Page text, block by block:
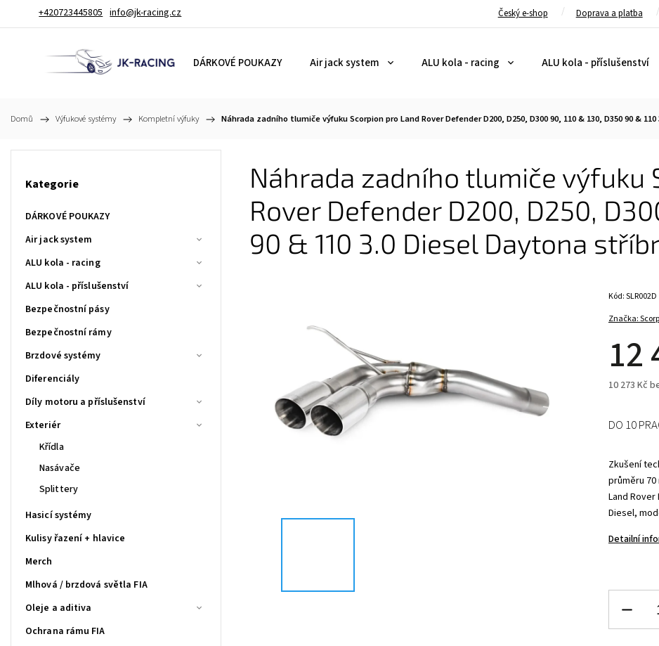
+420723445805 info@jk-racing.cz Český e-shop Doprava a platba
DÁRKOVÉ POUKAZY Air jack system ALU kola - racing ALU kola - příslušenství
Domů / Výfukové systémy / Kompletní výfuky / Náhrada zadního tlumiče výfuku Scorpion pro Land Rover Defender D200, D250, D300 90, 110 & 130, D350 90 &
Kategorie
DÁRKOVÉ POUKAZY
Air jack system
ALU kola - racing
ALU kola - příslušenství
Bezpečnostní pásy
Bezpečnostní rámy
Brzdové systémy
Diferenciály
Díly motoru a příslušenství
Exteriér
Křídla
Nasávače
Splittery
Hasicí systémy
Kulisy řazení + hlavice
Merch
Mlhová / brzdová světla FIA
Oleje a aditiva
Ochrana rámu FIA
Náhrada zadního tlumiče výfuku
Rover Defender D200, D250,
90 & 110 3.0 Diesel Daytona
Značka:
12
10 273 Kč
Kód:SLR002D
Zkušení
průměru
Land Rover
Diesel,
Detailní
DO 10